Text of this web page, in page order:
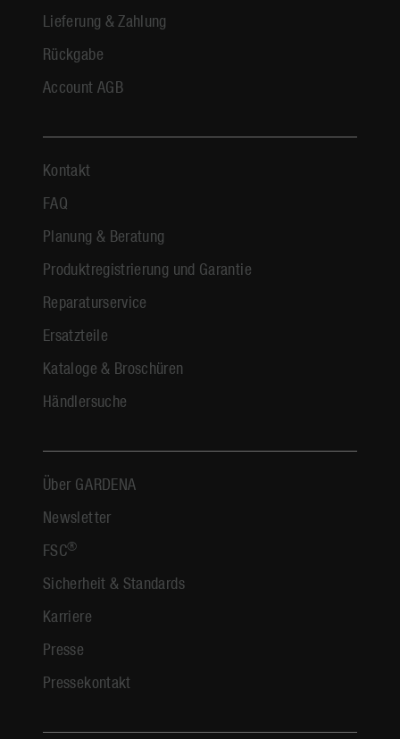
Lieferung & Zahlung
Rückgabe
Account AGB
Kontakt
FAQ
Planung & Beratung
Produktregistrierung und Garantie
Reparaturservice
Ersatzteile
Kataloge & Broschüren
Händlersuche
Über GARDENA
Newsletter
FSC®
Sicherheit & Standards
Karriere
Presse
Pressekontakt